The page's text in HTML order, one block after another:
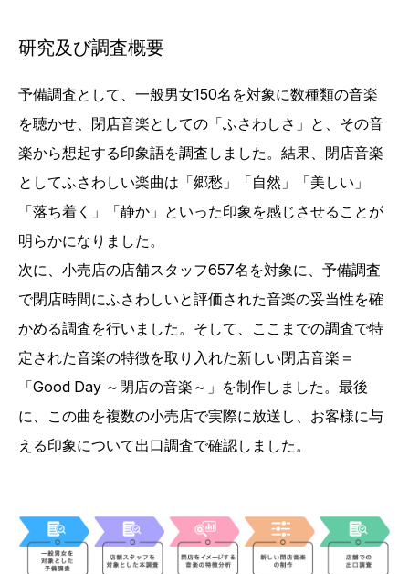
研究及び調査概要
予備調査として、一般男女150名を対象に数種類の音楽
を聴かせ、閉店音楽としての「ふさわしさ」と、その音
楽から想起する印象語を調査しました。結果、閉店音楽
としてふさわしい楽曲は「郷愁」「自然」「美しい」
「落ち着く」「静か」といった印象を感じさせることが
明らかになりました。
次に、小売店の店舗スタッフ657名を対象に、予備調査
で閉店時間にふさわしいと評価された音楽の妥当性を確
かめる調査を行いました。そして、ここまでの調査で特
定された音楽の特徴を取り入れた新しい閉店音楽＝
「Good Day ～閉店の音楽～」を制作しました。最後
に、この曲を複数の小売店で実際に放送し、お客様に与
える印象について出口調査で確認しました。